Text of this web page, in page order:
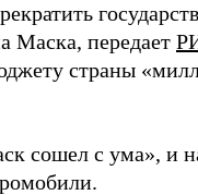
Маска, передает
страны
сошел с ума», и